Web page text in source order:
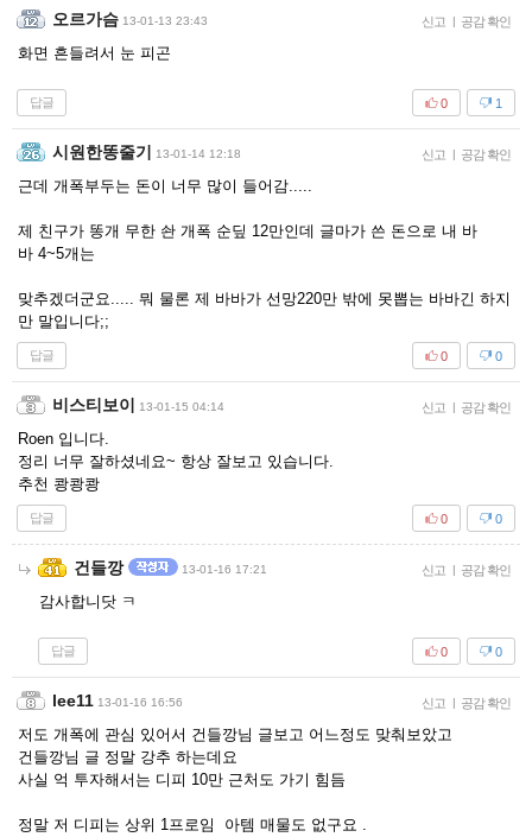
오르가슴 13-01-13 23:43 신고 | 공감 확인
화면 흔들려서 눈 피곤
답글 1
0
시원한똥줄기 13-01-14 12:18 신고 | 공감 확인
근데 개폭부두는 돈이 너무 많이 들어감.....
제 친구가 똥개 무한 솬 개폭 순딮 12만인데 글마가 쓴 돈으로 내 바
바 4~5개는
맞추겠더군요..... 뭐 물론 제 바바가 선망220만 밖에 못뽑는 바바긴 하지
만 말입니다;;
답글 0
0
비스티보이 13-01-15 04:14 신고 | 공감 확인
Roen 입니다.
정리 너무 잘하셨네요~ 항상 잘보고 있습니다.
추천 쾅쾅쾅
답글 0
0
건들깡 13-01-16 17:21 신고 | 공감 확인
감사합니닷 ㅋ
답글 0
0
lee11 13-01-16 16:56 신고 | 공감 확인
저도 개폭에 관심 있어서 건들깡님 글보고 어느정도 맞춰보았고
건들깡님 글 정말 강추 하는데요
사실 억 투자해서는 디피 10만 근처도 가기 힘듬
정말 저 디피는 상위 1프로임 아템 매물도 없구요 .